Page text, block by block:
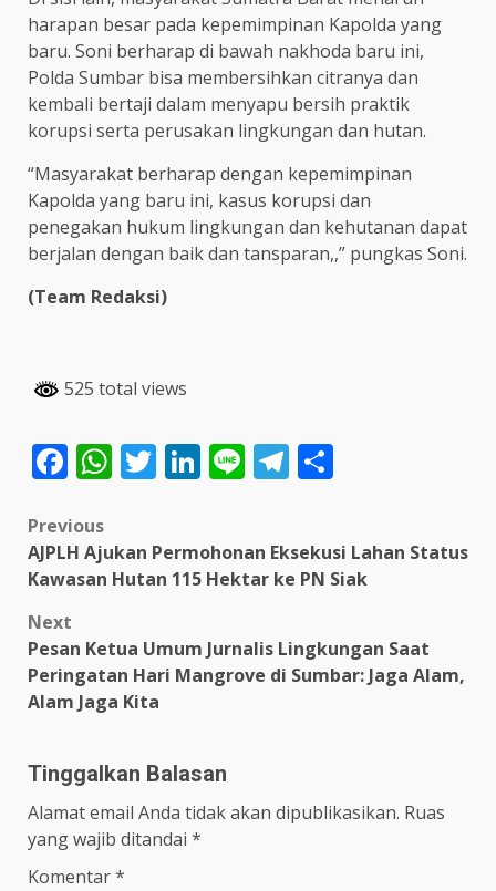
harapan besar pada kepemimpinan Kapolda yang
baru. Soni berharap di bawah nakhoda baru ini,
Polda Sumbar bisa membersihkan citranya dan
kembali bertaji dalam menyapu bersih praktik
korupsi serta perusakan lingkungan dan hutan.
“Masyarakat berharap dengan kepemimpinan
Kapolda yang baru ini, kasus korupsi dan
penegakan hukum lingkungan dan kehutanan dapat
berjalan dengan baik dan tansparan,,” pungkas Soni.
(Team Redaksi)
525 total views
Facebook
WhatsApp
Twitter
LinkedIn
LineTelegram
Post
navigation
Previous
AJPLH Ajukan Permohonan Eksekusi Lahan Status
Kawasan Hutan 115 Hektar ke PN Siak
Next
Pesan Ketua Umum Jurnalis Lingkungan Saat
Peringatan Hari Mangrove di Sumbar: Jaga Alam,
Alam Jaga Kita
Tinggalkan Balasan
Alamat email Anda tidak akan dipublikasikan. Ruas
yang wajib ditandai *
Komentar*